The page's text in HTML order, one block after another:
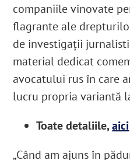
companiile vinovate
flagrante ale
de investigații
material dedicat
avocatului rus în care
lucru propria variantă
Toate detaliile,aici
„Când am ajuns în